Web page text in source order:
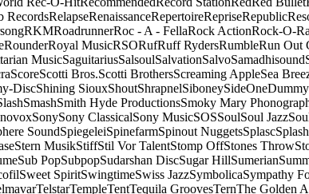
RecordsRelapseRenaissanceRepertoireRepriseRepublic
RKMRoadrunnerRoc - A - FellaRock ActionRock-O-
RounderRoyal MusicRSORufRuff RydersRumbleRun Out
MusicSaguitariusSalsoulSalvationSalvoSamadhisound
ScoreScotti Bros.Scotti BrothersScreaming AppleSea
DiscShining SiouxShoutShrapnelSiboneySideOneDummy
SmashSmith Hyde ProductionsSmoky Mary
SonySony ClassicalSony MusicSOSSoulSoul Jazz
SoundSpiegeleiSpinefarmSpinout NuggetsSplascSplash
Stern MusikStiffStil Vor TalentStomp OffStones Throw
Sub PopSubpopSudarshan DiscSugar HillSumerian
Sweet SpiritSwingtimeSwiss JazzSymbolicaSympathy
TelstarTempleTentTequila GroovesTernThe Golden